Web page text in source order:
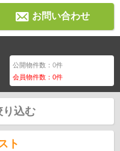
お問い合わせ
公開物件数：0件
会員物件数：0件
り込む
ト